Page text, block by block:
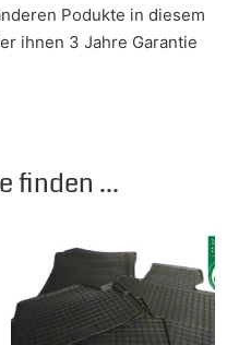
Podukte in diesem
ihnen 3 Jahre Garantie
finden ...